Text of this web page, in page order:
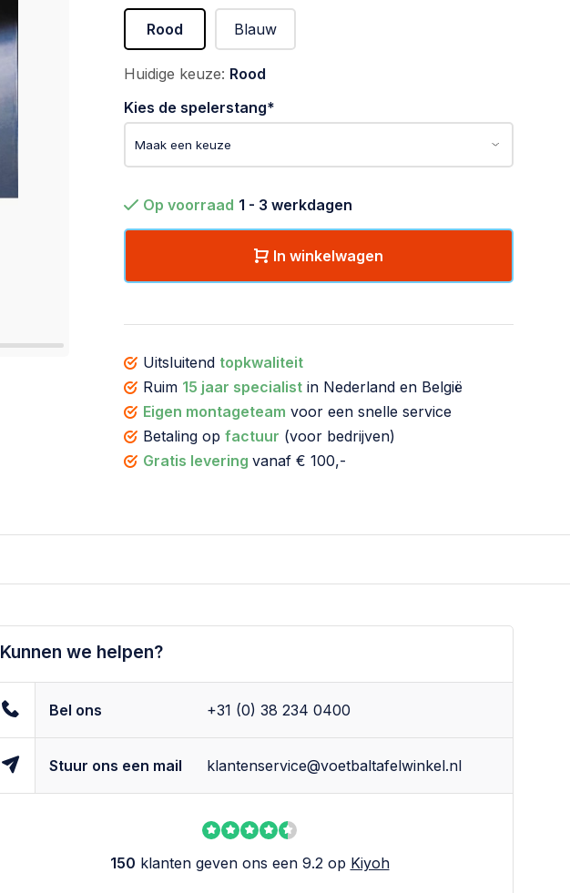
Rood Blauw
Huidige keuze: Rood
Kies de spelerstang*
Op voorraad 1 - 3 werkdagen
In winkelwagen
Uitsluitend topkwaliteit
Ruim 15 jaar specialist in Nederland en België
Eigen montageteam voor een snelle service
Betaling op factuur (voor bedrijven)
Gratis levering vanaf € 100,-
Kunnen we helpen?
Bel ons +31 (0) 38 234 0400
Stuur ons een mail klantenservice@voetbaltafelwinkel.nl
150 klanten geven ons een 9.2 op Kiyoh